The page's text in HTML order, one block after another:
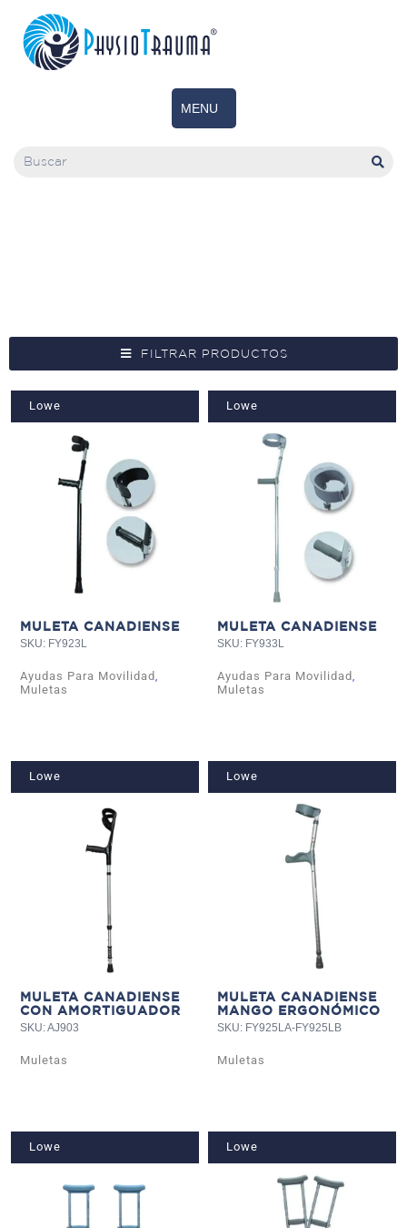
FILTRAR PRODUCTOS
Lowe
MULETA CANADIENSE
SKU: FY923L
Ayudas Para Movilidad
Muletas
Lowe
MULETA CANADIENSE
SKU: FY933L
Ayudas Para Movilidad
Muletas
Lowe
MULETA CANADIENSE
CON AMORTIGUADOR
SKU: AJ903
Muletas
Lowe
MULETA CANADIENSE
MANGO ERGONÓMICO
SKU: FY925LA-FY925LB
Muletas
Lowe Lowe